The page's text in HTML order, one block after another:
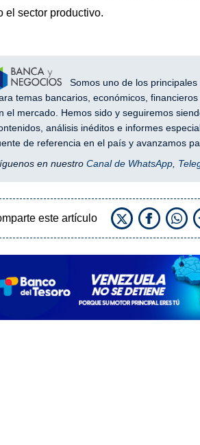
el sector productivo.
Somos uno de los
temas bancarios, económicos,
el mercado. Hemos sido y seguiremos
análisis inéditos e informes
de referencia en el país y avanzamos
en nuestro Canal de WhatsApp,
este artículo